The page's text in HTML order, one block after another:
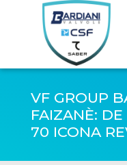
VF GROUP
FAIZANÈ:
70 ICONA